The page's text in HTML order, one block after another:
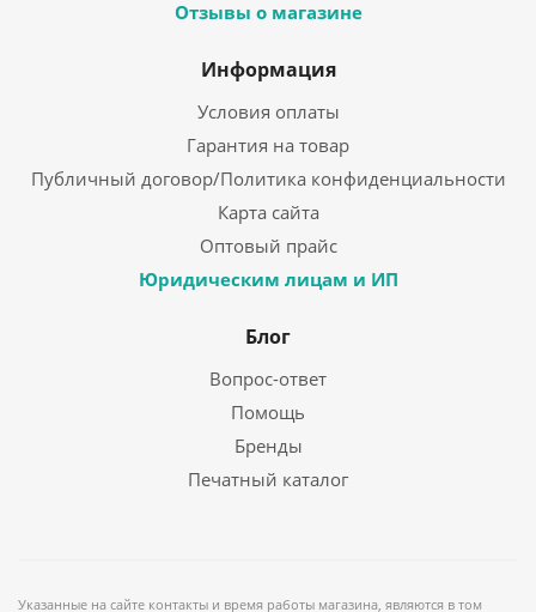
Отзывы о магазине
Информация
Условия оплаты
Гарантия на товар
Публичный договор/Политика конфиденциальности
Карта сайта
Оптовый прайс
Юридическим лицам и ИП
Блог
Вопрос-ответ
Помощь
Бренды
Печатный каталог
Указанные на сайте контакты и время работы магазина, являются в том